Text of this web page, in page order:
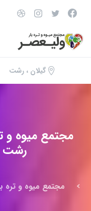
گیلان ، رشت
مجتمع میوه و
رشت
مجتمع میوه و تره